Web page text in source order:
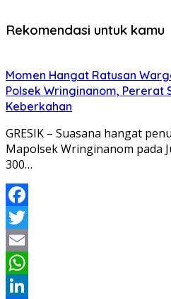
Rekomendasi untuk kamu
Momen Hangat Ratusan
Polsek Wringinanom, Pererat
Keberkahan
GRESIK – Suasana hangat
Mapolsek Wringinanom pada
300…
Facebook
Twitter
Email
WhatsApp